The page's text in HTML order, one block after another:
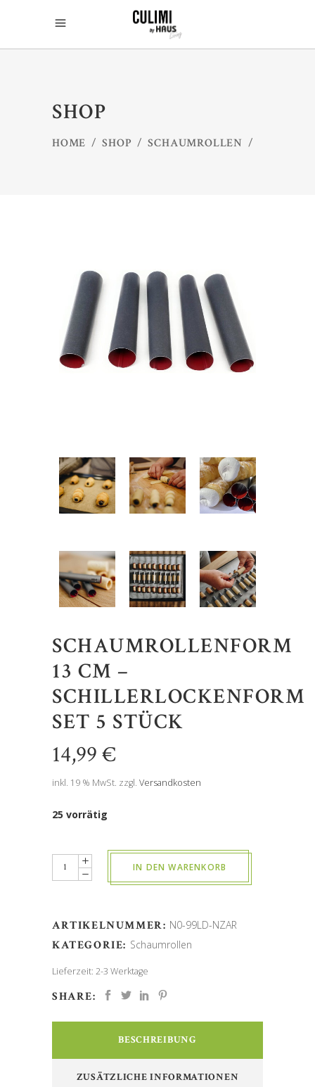
SHOP
HOME /SHOP /SCHAUMROLLEN /
SCHAUMROLLENFORM
13 CM –
SCHILLERLOCKENFORM
SET 5 STÜCK
14,99€
inkl. 19 % MwSt. zzgl. Versandkosten
25 vorrätig
Menge IN DEN WARENKORB
ARTIKELNUMMER: N0-99LD-NZAR
KATEGORIE: Schaumrollen
Lieferzeit: 2-3 Werktage
SHARE:
BESCHREIBUNG
ZUSÄTZLICHE INFORMATIONEN